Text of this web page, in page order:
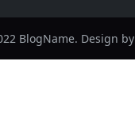
BlogName. Design by